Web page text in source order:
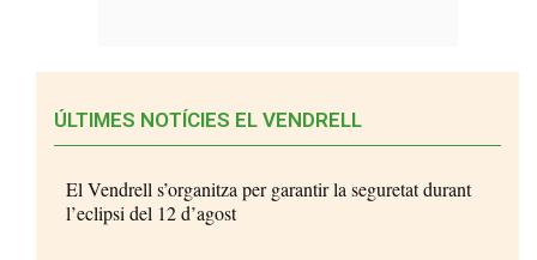
ÚLTIMES NOTÍCIES EL VENDRELL
El Vendrell s’organitza per garantir la seguretat durant
l’eclipsi del 12 d’agost